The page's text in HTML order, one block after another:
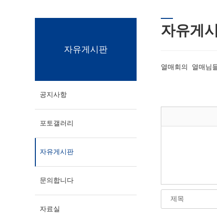
자유게시판
공지사항
포토갤러리
자유게시판
문의합니다
자료실
자유게
열매회의 열매님